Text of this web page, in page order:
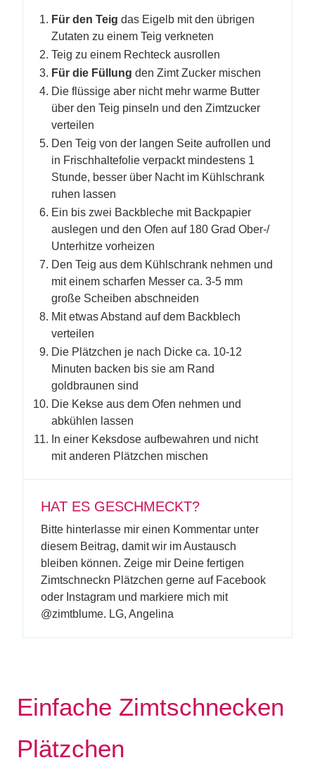
Für den Teig das Eigelb mit den übrigen
Zutaten zu einem Teig verkneten
Teig zu einem Rechteck ausrollen
Für die Füllung den Zimt Zucker mischen
Die flüssige aber nicht mehr warme Butter
über den Teig pinseln und den Zimtzucker
verteilen
Den Teig von der langen Seite aufrollen und
in Frischhaltefolie verpackt mindestens 1
Stunde, besser über Nacht im Kühlschrank
ruhen lassen
Ein bis zwei Backbleche mit Backpapier
auslegen und den Ofen auf 180 Grad Ober-/
Unterhitze vorheizen
Den Teig aus dem Kühlschrank nehmen und
mit einem scharfen Messer ca. 3-5 mm
große Scheiben abschneiden
Mit etwas Abstand auf dem Backblech
verteilen
Die Plätzchen je nach Dicke ca. 10-12
Minuten backen bis sie am Rand
goldbraunen sind
Die Kekse aus dem Ofen nehmen und
abkühlen lassen
In einer Keksdose aufbewahren und nicht
mit anderen Plätzchen mischen
HAT ES GESCHMECKT?
Bitte hinterlasse mir einen Kommentar unter
diesem Beitrag, damit wir im Austausch
bleiben können. Zeige mir Deine fertigen
Zimtschneckn Plätzchen gerne auf Facebook
oder Instagram und markiere mich mit
@zimtblume. LG, Angelina
Einfache Zimtschnecken
Plätzchen